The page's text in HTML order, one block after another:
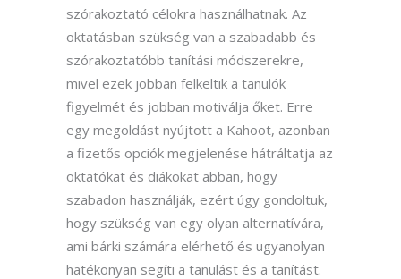
szórakoztató célokra használhatnak. Az
oktatásban szükség van a szabadabb és
szórakoztatóbb tanítási módszerekre,
mivel ezek jobban felkeltik a tanulók
figyelmét és jobban motiválja őket. Erre
egy megoldást nyújtott a Kahoot, azonban
a fizetős opciók megjelenése hátráltatja az
oktatókat és diákokat abban, hogy
szabadon használják, ezért úgy gondoltuk,
hogy szükség van egy olyan alternatívára,
ami bárki számára elérhető és ugyanolyan
hatékonyan segíti a tanulást és a tanítást.